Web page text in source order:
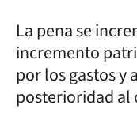
La pena se
incremento
por los gastos y
posterioridad al